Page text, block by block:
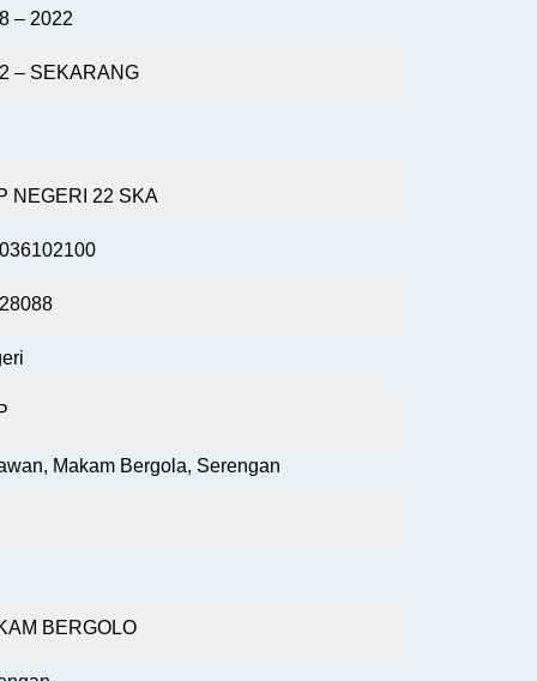
– 2022
– SEKARANG
NEGERI 22 SKA
Makam Bergola, Serengan
BERGOLO